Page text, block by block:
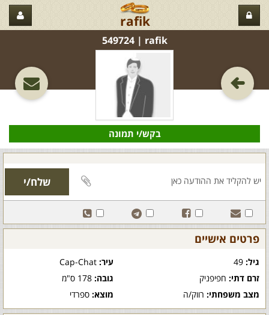
rafik
rafik‏ | 549724
בקש/י תמונה
פרטים אישיים
גיל: עיר:Cap-Chat
זרם דתי: חפיפניק גובה:178 ס"מ
מצב משפחתי: רווק/ה מוצא:ספרדי